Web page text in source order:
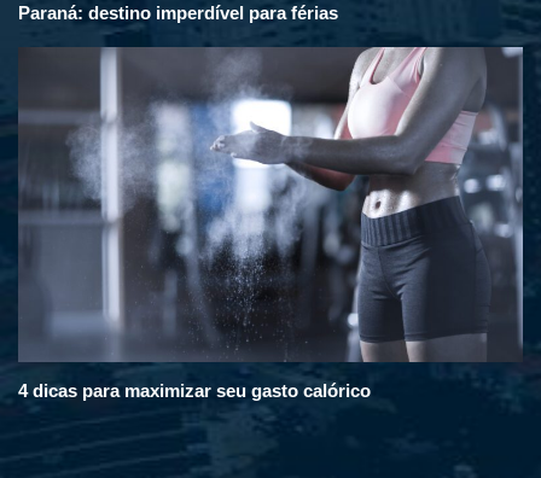
Paraná: destino imperdível para férias
4 dicas para maximizar seu gasto calórico